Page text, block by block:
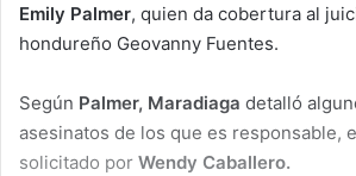
Emily Palmer, quien da cobertura al
hondureño Geovanny Fuentes.
Según Palmer, Maradiaga detalló
asesinatos de los que es responsable,
solicitado por Wendy Caballero.